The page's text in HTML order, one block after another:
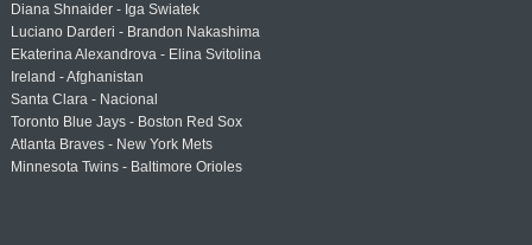
Diana Shnaider - Iga Swiatek
Luciano Darderi - Brandon Nakashima
Ekaterina Alexandrova - Elina Svitolina
Ireland - Afghanistan
Santa Clara - Nacional
Toronto Blue Jays - Boston Red Sox
Atlanta Braves - New York Mets
Minnesota Twins - Baltimore Orioles